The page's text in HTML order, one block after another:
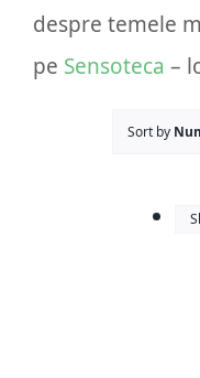
despre temele
pe Sensoteca –
Sort by